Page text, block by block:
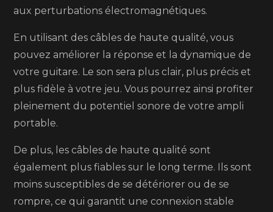
aux perturbations électromagnétiques.
En utilisant des câbles de haute qualité, vous
pouvez améliorer la réponse et la dynamique de
votre guitare. Le son sera plus clair, plus précis et
plus fidèle à votre jeu. Vous pourrez ainsi profiter
pleinement du potentiel sonore de votre ampli
portable.
De plus, les câbles de haute qualité sont
également plus fiables sur le long terme. Ils sont
moins susceptibles de se détériorer ou de se
rompre, ce qui garantit une connexion stable